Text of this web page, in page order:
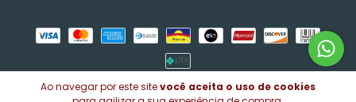
Ao navegar por este sitevocê aceita o uso de cookies